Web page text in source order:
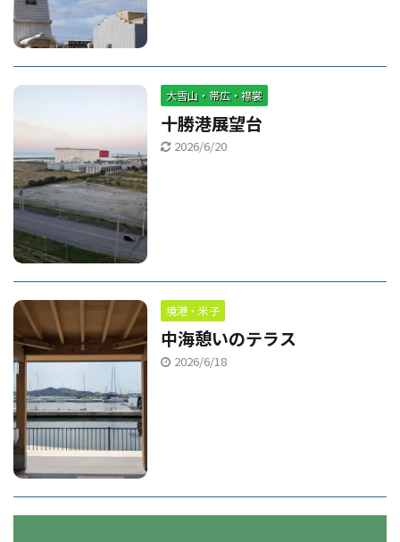
大雪山・帯広・襟裳
十勝港展望台
2026/6/20
境港・米子
中海憩いのテラス
2026/6/18